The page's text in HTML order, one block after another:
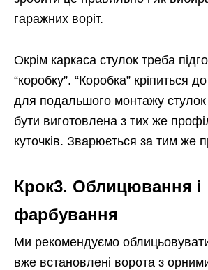
гаражних воріт.
Окрім каркаса стулок треба
“коробку”. “Коробка” кріпиться до
для подальшого монтажу
бути виготовлена з тих же
куточків. Зварюється за тим же
Крок3. Облицювання і
фарбування
Ми рекомендуємо
вже встановлені ворота з